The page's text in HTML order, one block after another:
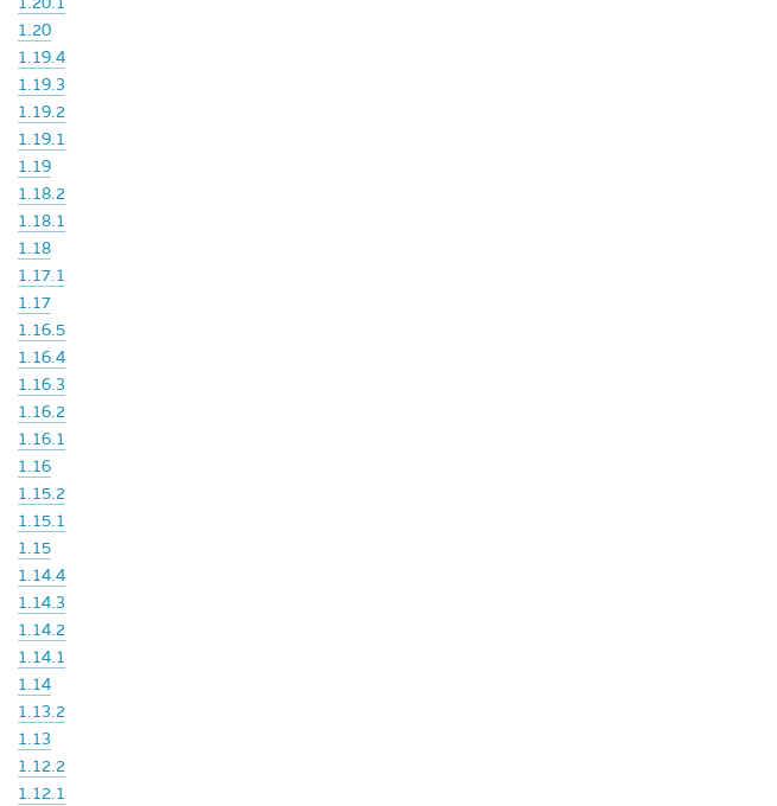
1.20
1.19.4
1.19.3
1.19.2
1.19.1
1.19
1.18.2
1.18.1
1.18
1.17.1
1.17
1.16.5
1.16.4
1.16.3
1.16.2
1.16.1
1.16
1.15.2
1.15.1
1.15
1.14.4
1.14.3
1.14.2
1.14.1
1.14
1.13.2
1.13
1.12.2
1.12.1